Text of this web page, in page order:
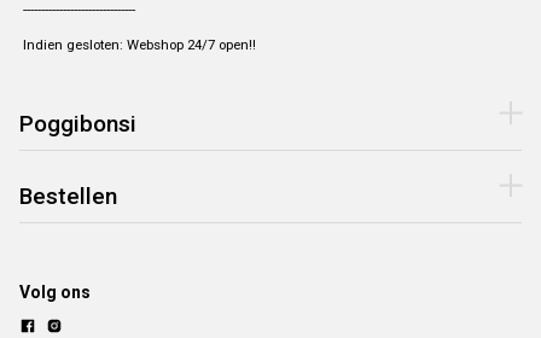
-------------------------------
Indien gesloten: Webshop 24/7 open!!
Poggibonsi
Bestellen
Volg ons